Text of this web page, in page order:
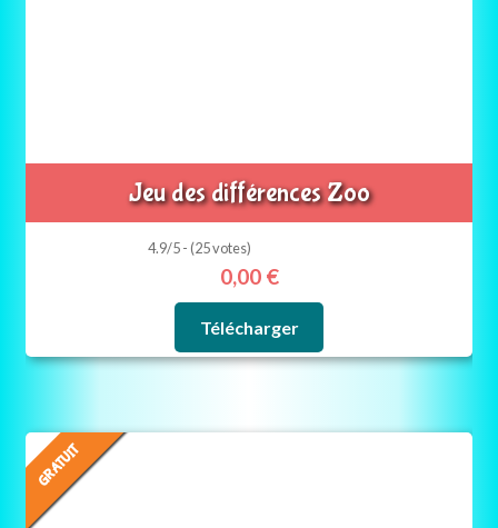
Jeu des différences Zoo
4.9/5 - (25 votes)
0,00 €
Télécharger
GRATUIT